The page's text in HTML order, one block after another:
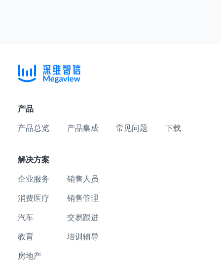
产品
产品总览 产品集成 常见问题 下载
解决方案
企业服务
消费医疗
汽车
教育
房地产
销售人员
销售管理
交易跟进
培训辅导